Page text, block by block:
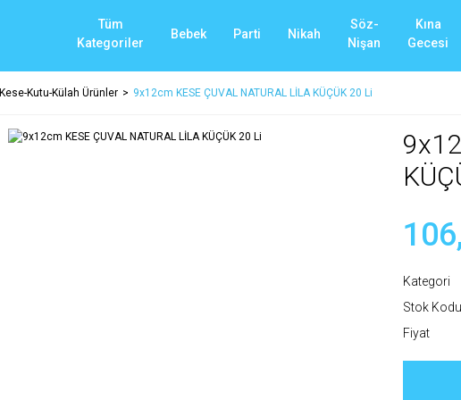
Tüm
Kategoriler
Bebek Parti Nikah
Söz-
Nişan
Kına
Gecesi
Kese-Kutu-Külah Ürünler 9x12cm KESE ÇUVAL NATURAL LİLA KÜÇÜK 20 Li
Kategori
Stok Kodu
Fiyat